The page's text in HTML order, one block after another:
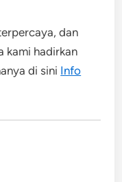
dan
kami hadirkan
di sini Info